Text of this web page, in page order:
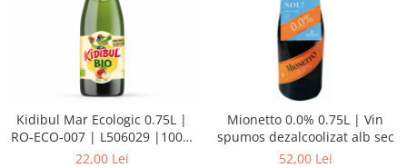
Kidibul Mar Ecologic 0.75L |
RO-ECO-007 | L506029 |100%
Suc de mere Bio
22,00 Lei
Mionetto 0.0% 0.75L | Vin
spumos dezalcoolizat alb sec
52,00 Lei